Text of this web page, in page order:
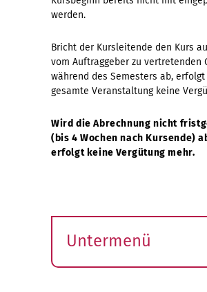
werden.
Bricht der Kursleitende den Kurs
vom Auftraggeber zu vertretenden
während des Semesters ab,
gesamte Veranstaltung keine
Wird die Abrechnung nicht
(bis 4 Wochen nach Kursende)
erfolgt keine Vergütung mehr.
Untermenü